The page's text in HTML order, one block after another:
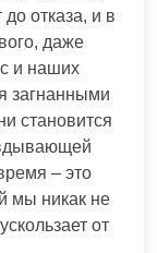
отказа, и в
даже
и наших
загнанными
становится
– это
мы никак не
от